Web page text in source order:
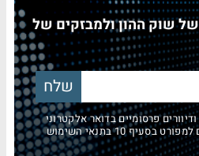
שוק ההון ולמבזקים של
פרסומיים בדואר אלקטרוני
10 בתנאי השימוש